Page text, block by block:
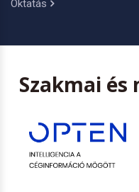
Oktatás
Szakmai